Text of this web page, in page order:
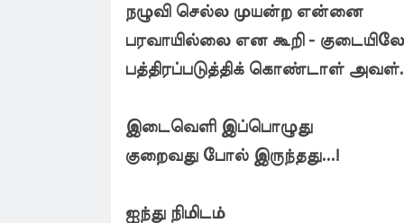
நழுவி செல்ல முயன்ற என்னை
பரவாயில்லை என கூறி - குடையிலே
பத்திரப்படுத்திக் கொண்டாள்
இடைவெளி இப்பொழுது
குறைவது போல் இருந்தது...!
ஐந்து நிமிடம்